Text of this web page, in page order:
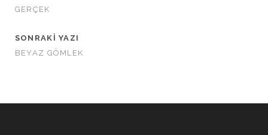
GERÇEK
SONRAKI YAZI
BEYAZ GÖMLEK